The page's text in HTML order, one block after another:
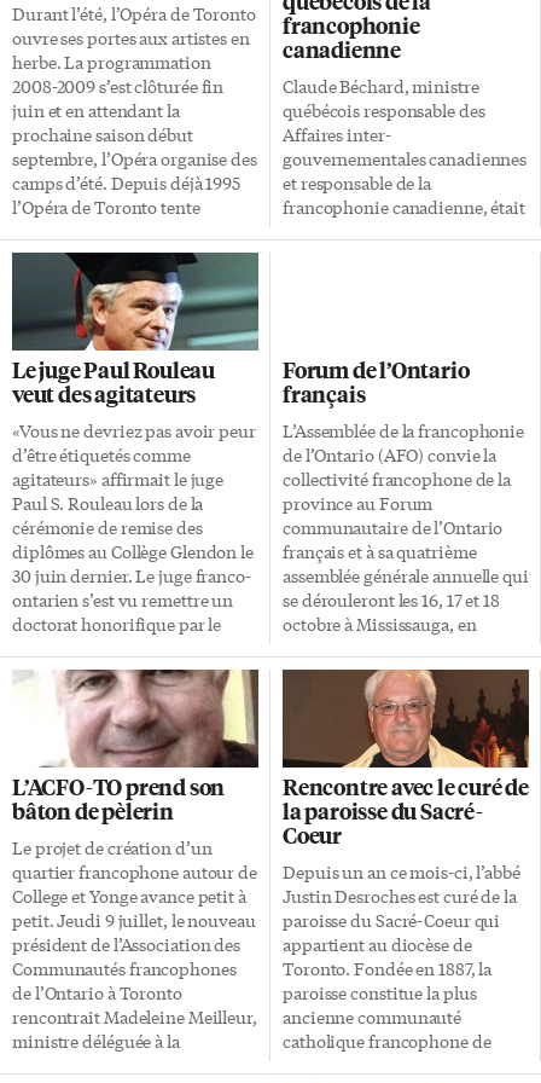
Durant l’été, l’Opéra de Toronto
ouvre ses portes aux artistes en
herbe. La programmation
2008-2009 s’est clôturée fin
juin et en attendant la
prochaine saison début
septembre, l’Opéra organise des
camps d’été. Depuis déjà 1995
l’Opéra de Toronto tente
enfants, sans qu’ils aient besoin
d’avoir de l’expérience, à
s’intéresser et à avoir un
premier rapport avec la culture
et les arts de l’opéra. Pour une
grande majorité l’opéra est
souvent réservé à une élite, ces
camps d’été sont donc
l’occasion de présenter l’opéra
aux nouvelles générations. Le
premier camp a débuté lundi 13
juillet, des enfants […]
francophonie
canadienne
Claude Béchard, ministre
québécois responsable des
Affaires inter-
gouvernementales canadiennes
et responsable de la
francophonie canadienne, était
d’échanger au sujet de la 14e
Conférence ministérielle sur la
francophonie canadienne
(CMFC), qui se tiendra à
Vancouver les 23 et 24
septembre prochains. Les deux
ministres ont aussi fait le point
sur les plus récentes avancées
en matière de francophonie
entre les deux provinces. M.
Béchard souligne l’importance
d’accroître la coopération entre
les deux provinces: «L’Ontario
Le juge Paul Rouleau
veut des agitateurs
«Vous ne devriez pas avoir peur
d’être étiquetés comme
agitateurs» affirmait le juge
Paul S. Rouleau lors de la
cérémonie de remise des
diplômes au Collège Glendon le
30 juin dernier. Le juge franco-
ontarien s’est vu remettre un
doctorat honorifique par le
implication continue au sein de
la communauté francophone
de l’Ontario. Paul Rouleau a été
nominé à la Cours Supérieure
de Justice en 2002 après avoir
exercé le droit durant 23 ans.
Spécialisé dans les domaines du
litige, du droit du travail et du
droit de l’éducation, il a
souvent plaidé la cause des
francophones […]
Forum de l’Ontario
français
L’Assemblée de la francophonie
de l’Ontario (AFO) convie la
collectivité francophone de la
province au Forum
communautaire de l’Ontario
français et à sa quatrième
assemblée générale annuelle qui
se dérouleront les 16, 17 et 18
octobre à Mississauga, en
«Nous désirons souligner
l’importance du Forum
communautaire et le besoin d’y
participer en grand nombre»,
déclare Manon Henrie-
Cadieux, directrice générale de
l’organisme. «C’est le Forum de
toute la communauté –
vivement qu’on vienne de
partout l’investir.» L’AFO
misera sur l’occasion pour
sonder le pouls de la
communauté afin d’établir les
lignes directrices d’un nouveau
Plan stratégique
communautaire […]
L’ACFO-TO prend son
bâton de pèlerin
Le projet de création d’un
quartier francophone autour de
College et Yonge avance petit à
petit. Jeudi 9 juillet, le nouveau
président de l’Association des
Communautés francophones
de l’Ontario à Toronto
rencontrait Madeleine Meilleur,
ministre déléguée à la
Rencontre avec le curé de
la paroisse du Sacré-
Coeur
Depuis un an ce mois-ci, l’abbé
Justin Desroches est curé de la
paroisse du Sacré-Coeur qui
appartient au diocèse de
Toronto. Fondée en 1887, la
paroisse constitue la plus
ancienne communauté
catholique francophone de